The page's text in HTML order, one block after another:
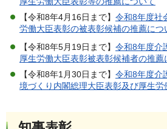
【令和8年4月16日まで】 令和8年度社
労働大臣表彰の被表彰候補の推薦につ
【令和8年5月19日まで】 令和8年度介
厚生労働大臣表彰被表彰候補者の推薦
【令和8年1月30日まで】 令和8年度介
境づくり内閣総理大臣表彰及び厚生労